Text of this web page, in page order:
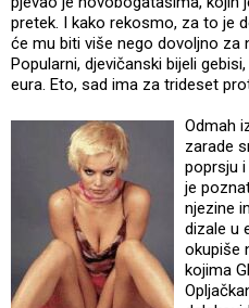
pretek. I kako rekosmo, za to je
će mu biti više nego dovoljno za
Popularni, djevičanski bijeli
eura. Eto, sad ima za trideset
Odmah
zarade
poprsju
je
njezine
dizale u
okupiše
kojima